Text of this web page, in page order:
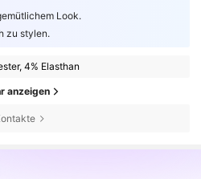
Look.
zu stylen.
4% Elasthan
anzeigen